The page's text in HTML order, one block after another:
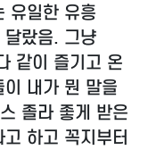
유일한 유흥
달랐음. 그냥
같이 즐기고 온
내가 뭔 말을
졸라 좋게 받은
하고 꼭지부터